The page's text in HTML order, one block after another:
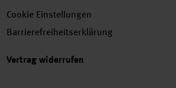
Cookie Einstellungen
Barrierefreiheitserklärung
Vertrag widerrufen